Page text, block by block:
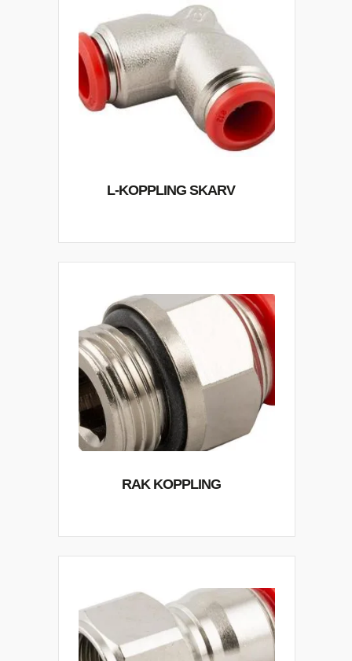
L-KOPPLING SKARV
RAK KOPPLING